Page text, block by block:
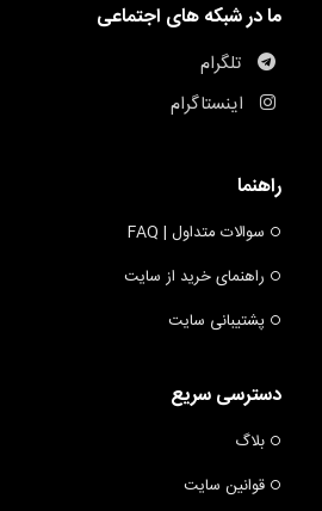
ما در شبکه های اجتماعی
تلگرام
اینستاگرام
راهنما
سوالات متداول | FAQ
راهنمای خرید از سایت
پشتیبانی سایت
دسترسی سریع
بلاگ
قوانین سایت